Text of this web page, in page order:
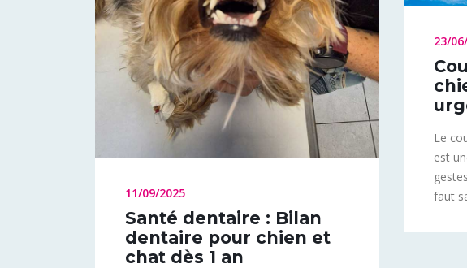
11/09/2025
Santé dentaire : Bilan
dentaire pour chien et
chat dès 1 an
23/
Le
est
faut